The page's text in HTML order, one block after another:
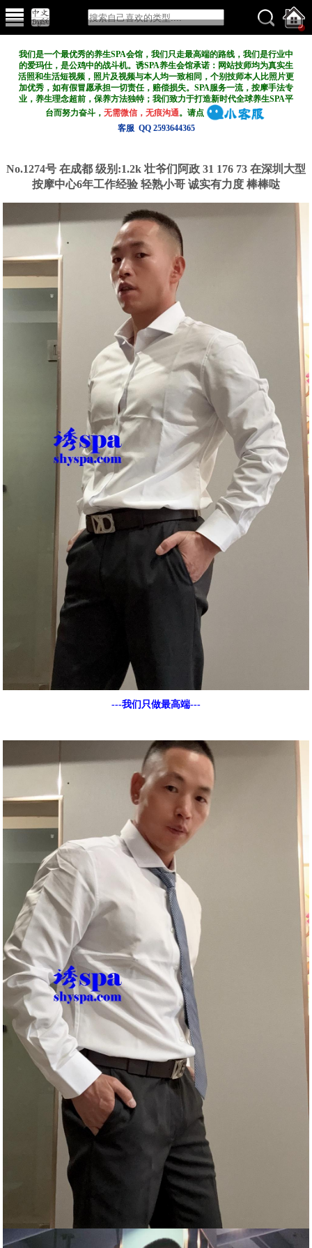
我们是一个最优秀的养生SPA会馆，我们只走最高端的路线，我们是行业中
的爱玛仕，是公鸡中的战斗机。诱SPA养生会馆承诺：网站技师均为真实生
活照和生活短视频，照片及视频与本人均一致相同，个别技师本人比照片更
加优秀，如有假冒愿承担一切责任，赔偿损失。SPA服务一流，按摩手法专
业，养生理念超前，保养方法独特；我们致力于打造新时代全球养生SPA平
台而努力奋斗，无需微信，无痕沟通。请点
客服 QQ 2593644365
No.1274号 在成都 级别:1.2k壮爷们阿政 31 176 73 在深圳大型
按摩中心6年工作经验 轻熟小哥 诚实有力度 棒棒哒
---我们只做最高端---